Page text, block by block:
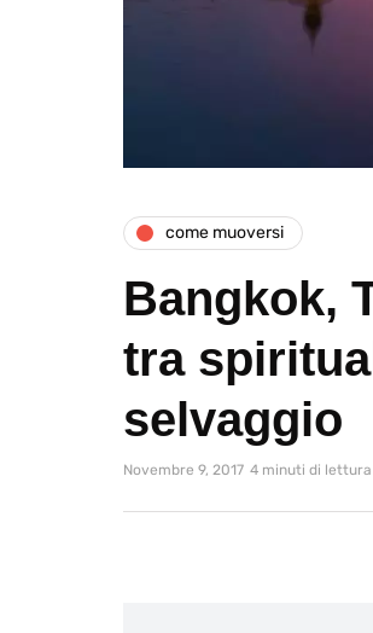
come muoversi
Bangkok,
tra
selvaggio
Novembre 9, 2017 4 minuti di lettura